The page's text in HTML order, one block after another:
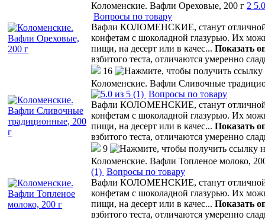
Коломенские. Вафли Ореховые, 200 г 2 5.0
Вопросы по товару
Вафли КОЛОМЕНСКИЕ, станут отличной
конфетам с шоколадной глазурью. Их
пищи, на десерт или в качес... Показать
взбитого теста, отличаются умеренно
16
Коломенские. Вафли Сливочные
(1) Вопросы по товару
Вафли КОЛОМЕНСКИЕ, станут отличной
конфетам с шоколадной глазурью. Их
пищи, на десерт или в качес... Показать
взбитого теста, отличаются умеренно
9
Коломенские. Вафли Топленое молоко,
(1) Вопросы по товару
Вафли КОЛОМЕНСКИЕ, станут отличной
конфетам с шоколадной глазурью. Их
пищи, на десерт или в качес... Показать
взбитого теста, отличаются умеренно